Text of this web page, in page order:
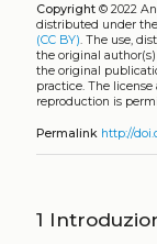
Copyright© 2022
distributed under
(CC BY). The use,
the original
the original
practice. The
reproduction is
Permalink http://
1